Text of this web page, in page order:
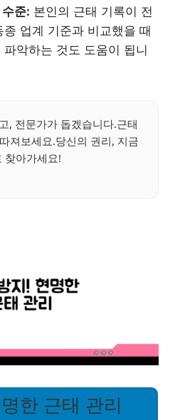
준: 본인의 근태 기록이 전
업계 기준과 비교했을 때
악하는 것도 도움이 됩니
, 전문가가 돕겠습니다.근태
져보세요.당신의 권리, 지금
찾아가세요!
한 근태 관리